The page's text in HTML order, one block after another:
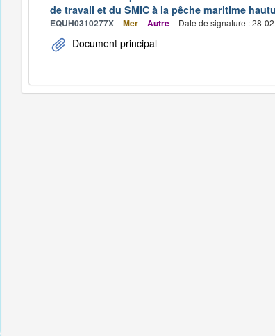
de travail et du SMIC à la pêche maritime
EQUH0310277X Mer Autre Date de signature : 28-
Document principal